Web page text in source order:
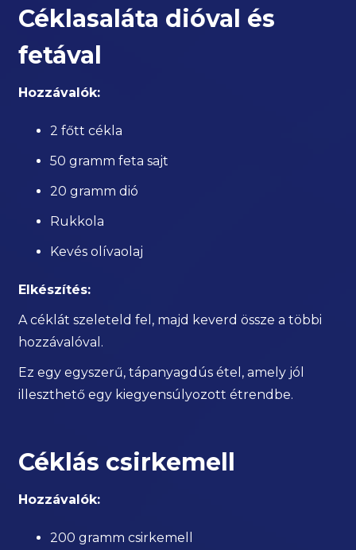
Céklasaláta dióval és
fetával
Hozzávalók:
2 főtt cékla
50 gramm feta sajt
20 gramm dió
Rukkola
Kevés olívaolaj
Elkészítés:
A céklát szeleteld fel, majd keverd össze a többi
hozzávalóval.
Ez egy egyszerű, tápanyagdús étel, amely jól
illeszthető egy kiegyensúlyozott étrendbe.
Céklás csirkemell
Hozzávalók:
200 gramm csirkemell